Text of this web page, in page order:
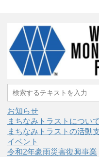
お知らせ
まちなみトラストについて
まちなみトラストの活動
イベント
令和2年豪雨災害復興事業